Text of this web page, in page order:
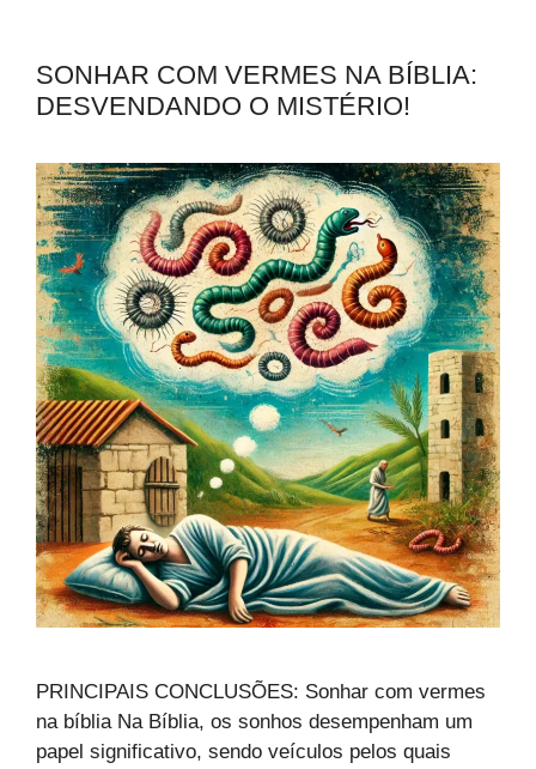
SONHAR COM VERMES NA BÍBLIA:
DESVENDANDO O MISTÉRIO!
PRINCIPAIS CONCLUSÕES: Sonhar com vermes
na bíblia Na Bíblia, os sonhos desempenham um
papel significativo, sendo veículos pelos quais